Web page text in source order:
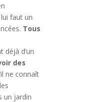
faut un
Tous
déjà d’un
des
ne connaît
un jardin